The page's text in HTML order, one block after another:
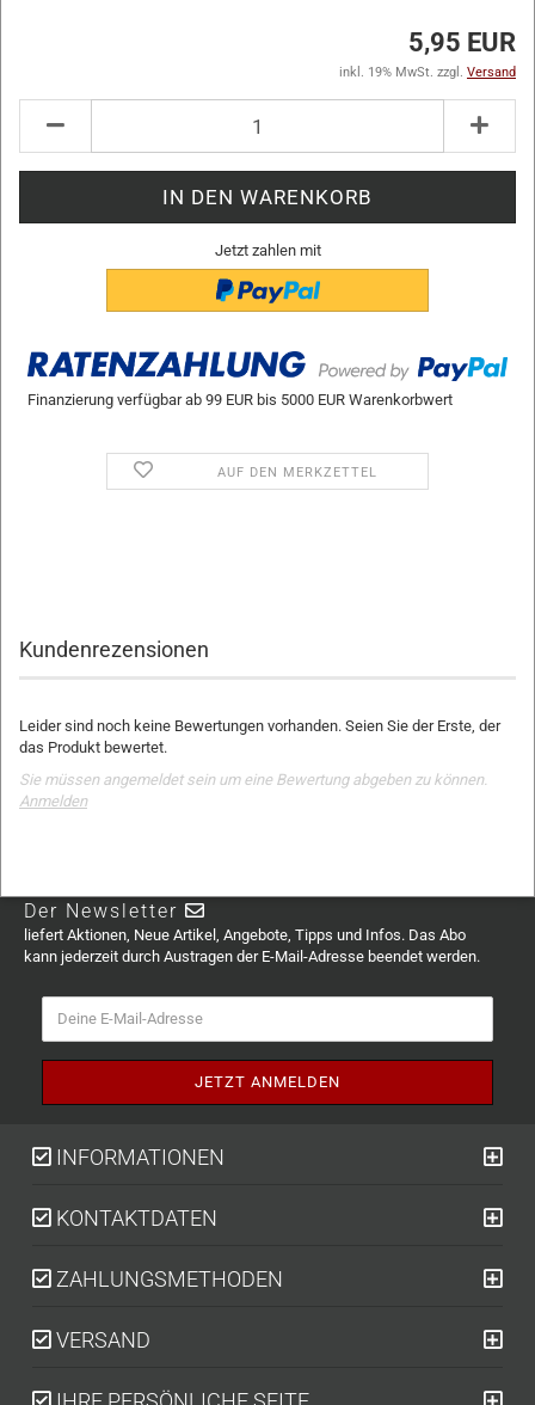
5,95 EUR
inkl. 19% MwSt. zzgl. Versand
Jetzt zahlen mit
Finanzierung verfügbar ab 99 EUR bis 5000 EUR Warenkorbwert
AUF DEN MERKZETTEL
Kundenrezensionen
Leider sind noch keine Bewertungen vorhanden. Seien Sie der Erste, der
das Produkt bewertet.
Sie müssen angemeldet sein um eine Bewertung abgeben zu können.
Anmelden
Der Newsletter
liefert Aktionen, Neue Artikel, Angebote, Tipps und Infos. Das Abo
kann jederzeit durch Austragen der E-Mail-Adresse beendet werden.
INFORMATIONEN
KONTAKTDATEN
ZAHLUNGSMETHODEN
VERSAND